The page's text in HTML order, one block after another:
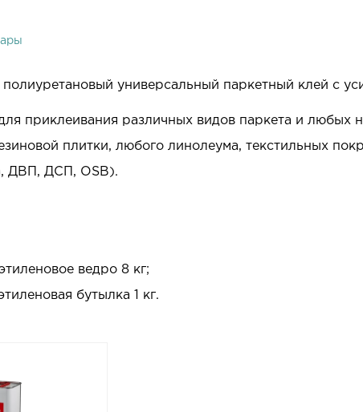
универсальный паркетный клей с
приклеивания различных видов паркета и
плитки, любого линолеума, текстильных
ДВП, ДСП, OSB).
ведро 8 кг;
бутылка 1 кг.